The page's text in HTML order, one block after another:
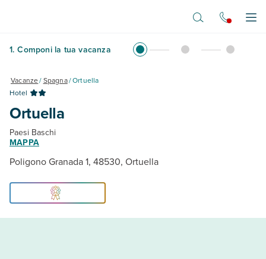
1. Componi la tua vacanza
Vacanze/Spagna/Ortuella
Hotel
Ortuella
Paesi Baschi
MAPPA
Poligono Granada 1, 48530, Ortuella